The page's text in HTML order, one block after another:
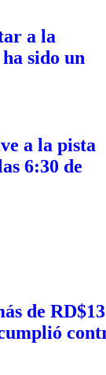
a la
sido un
a la pista
6:30 de
de